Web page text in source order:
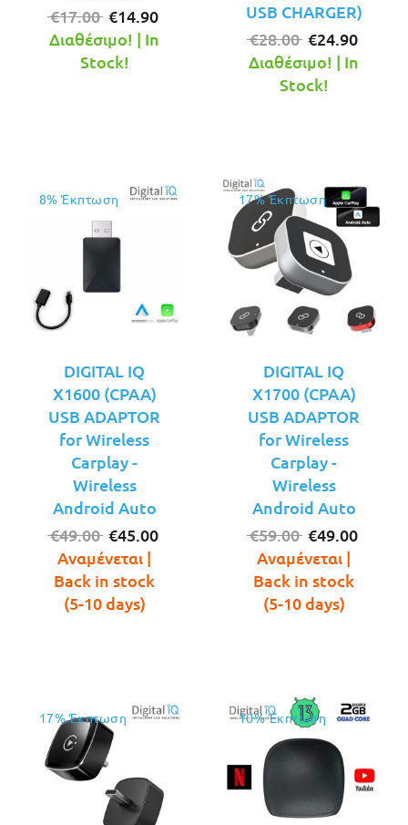
€17.00 Original
price
was:
€14.90
Διαθέσιμο! | In
Stock!
USB CHARGER)
€28.00 Original
price
was:
€24.90
Διαθέσιμο! | In
Stock!
8% Έκπτωση
DIGITAL IQ
X1600 (CPAA)
USB ADAPTOR
for Wireless
Carplay -
Wireless
Android Auto
€49.00 Original
price
was:
€49.00.
€45.00
Αναμένεται |
Back in stock
(5-10 days)
17% Έκπτωση
DIGITAL IQ
X1700 (CPAA)
USB ADAPTOR
for Wireless
Carplay -
Wireless
Android Auto
€59.00 Original
price
was:
€59.00.
€49.00
Αναμένεται |
Back in stock
(5-10 days)
17% Έκπτωση 10% Έκπτωση